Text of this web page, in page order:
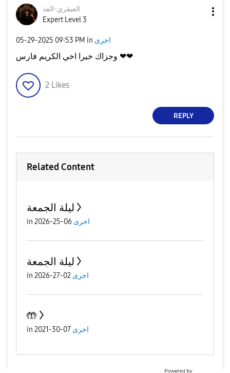
العبقري-الفذ
Expert Level 3
‎05-29-2025 09:53 PM in اخرى
وجزاك خيرا اخي الكريم فارس ❤❤
2 Likes
REPLY
Related Content
ليلة الجمعة
in اخرى 06-25-2026
ليلة الجمعة
in اخرى 02-27-2026
🤲
in اخرى 07-30-2021